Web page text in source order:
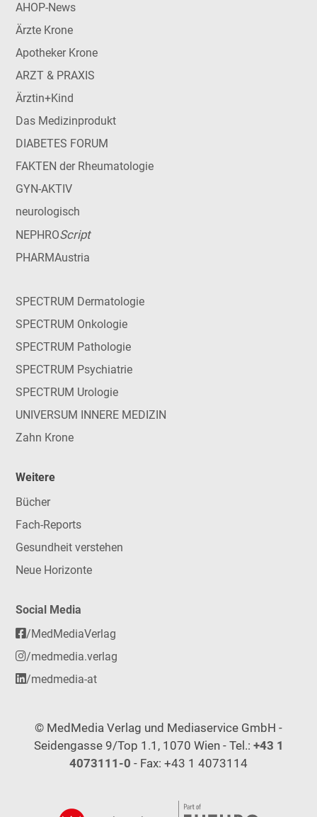
AHOP-News
Ärzte Krone
Apotheker Krone
ARZT & PRAXIS
Ärztin+Kind
Das Medizinprodukt
DIABETES FORUM
FAKTEN der Rheumatologie
GYN-AKTIV
neurologisch
NEPHROScript
PHARMAustria
SPECTRUM Dermatologie
SPECTRUM Onkologie
SPECTRUM Pathologie
SPECTRUM Psychiatrie
SPECTRUM Urologie
UNIVERSUM INNERE MEDIZIN
Zahn Krone
Weitere
Bücher
Fach-Reports
Gesundheit verstehen
Neue Horizonte
Social Media
/MedMediaVerlag
/medmedia.verlag
/medmedia-at
© MedMedia Verlag und Mediaservice GmbH -
Seidengasse 9/Top 1.1, 1070 Wien - Tel.: +43 1
4073111-0 - Fax: +43 1 4073114